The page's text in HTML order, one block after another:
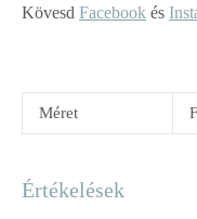
Kövesd Facebook és
Méret
Értékelések